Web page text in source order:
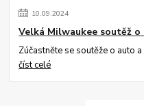
10.09.2024
Velká Milwaukee soutěž
Zúčastněte se soutěže o auto
číst celé